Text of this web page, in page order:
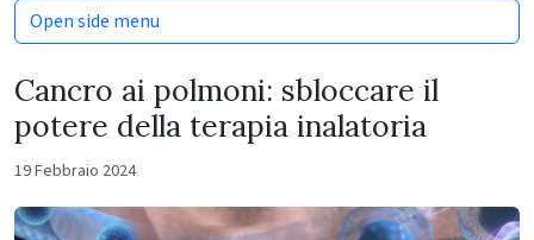
Cancro ai polmoni: sbloccare il
potere della terapia inalatoria
19 Febbraio 2024
Open side menu